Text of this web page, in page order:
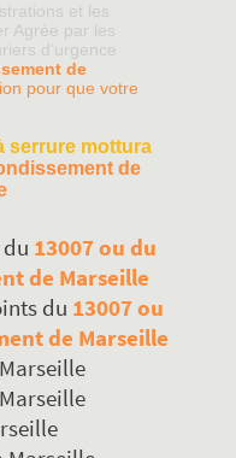
et les
Agrée par les
d’urgence
de
pour que votre
serrure mottura
de
13007 ou du
de Marseille
du 13007 ou
de Marseille